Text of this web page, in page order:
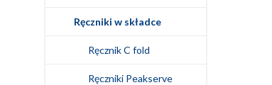
Ręczniki w składce
Ręcznik C fold
Ręczniki Peakserve